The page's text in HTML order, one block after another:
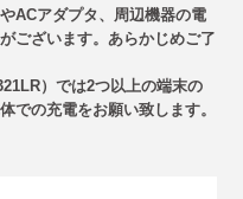
ACアダプタ、周辺機器の電
ございます。あらかじめご了
）では2つ以上の端末の
での充電をお願い致します。